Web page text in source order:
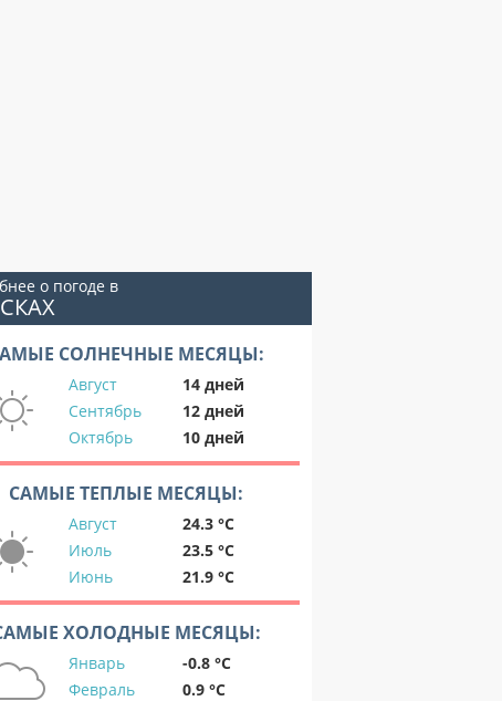
о погоде в
СОЛНЕЧНЫЕ МЕСЯЦЫ:
Август
14 дней
Сентябрь
12 дней
Октябрь
10 дней
САМЫЕ ТЕПЛЫЕ МЕСЯЦЫ:
Август
24.3 °C
Июль
23.5 °C
Июнь
21.9 °C
ХОЛОДНЫЕ МЕСЯЦЫ:
Январь
-0.8 °C
Февраль
0.9 °C